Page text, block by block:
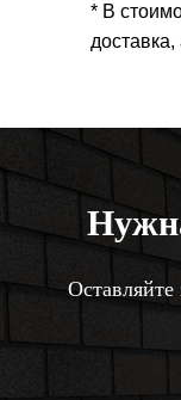
* В
Оставьте заявку,
Вами в
ЧТОБЫ